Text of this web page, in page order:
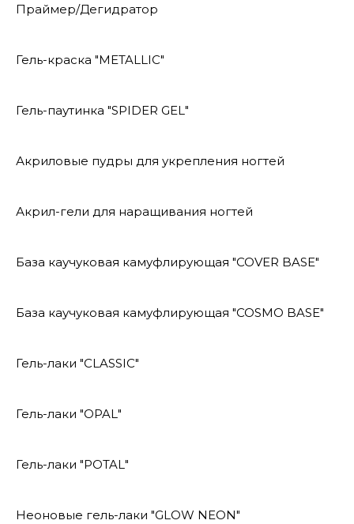
Праймер/Дегидратор
Гель-краска "METALLIC"
Гель-паутинка "SPIDER GEL"
Акриловые пудры для укрепления ногтей
Акрил-гели для наращивания ногтей
База каучуковая камуфлирующая "COVER BASE"
База каучуковая камуфлирующая "COSMO BASE"
Гель-лаки "CLASSIC"
Гель-лаки "OPAL"
Гель-лаки "POTAL"
Неоновые гель-лаки "GLOW NEON"